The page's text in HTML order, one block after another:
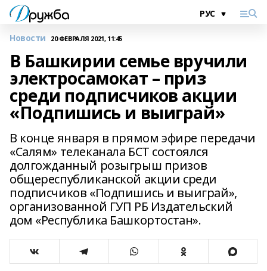
Новости 20 ФЕВРАЛЯ 2021, 11:45
В Башкирии семье вручили
электросамокат – приз
среди подписчиков акции
«Подпишись и выиграй»
В конце января в прямом эфире передачи
«Салям» телеканала БСТ состоялся
долгожданный розыгрыш призов
общереспубликанской акции среди
подписчиков «Подпишись и выиграй»,
организованной ГУП РБ Издательский
дом «Республика Башкортостан».